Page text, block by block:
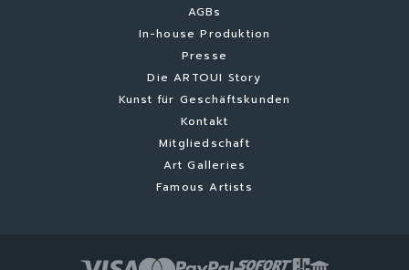
AGBs
In-house Produktion
Presse
Die ARTOUI Story
Kunst für Geschäftskunden
Kontakt
Mitgliedschaft
Art Galleries
Famous Artists